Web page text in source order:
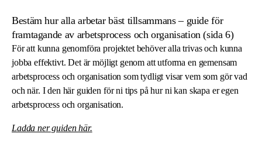
Bestäm hur alla arbetar bäst tillsammans – guide för
framtagande av arbetsprocess och organisation (sida 6)
För att kunna genomföra projektet behöver alla trivas och kunna
jobba effektivt. Det är möjligt genom att utforma en gemensam
arbetsprocess och organisation som tydligt visar vem som gör vad
och när. I den här guiden för ni tips på hur ni kan skapa er egen
arbetsprocess och organisation.
Ladda ner guidenhär.